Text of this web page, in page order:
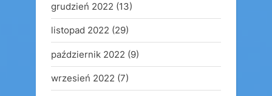
grudzień 2022 (13)
listopad 2022 (29)
październik 2022 (9)
wrzesień 2022 (7)